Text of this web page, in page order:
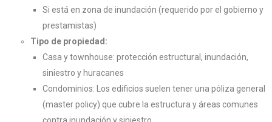
Si está en zona de inundación (requerido por el gobierno y
prestamistas)
Tipo de propiedad:
Casa y townhouse: protección estructural, inundación,
siniestro y huracanes
Condominios: Los edificios suelen tener una póliza general
(master policy) que cubre la estructura y áreas comunes